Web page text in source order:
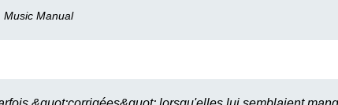
Music Manual